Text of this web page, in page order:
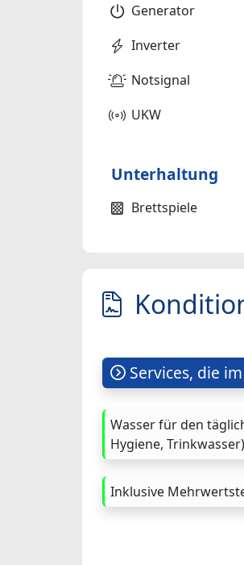
Generator
Inverter
Notsignal
UKW
Unterhaltung
Brettspiele
Services, die
Wasser für den
Hygiene, Trinkwasser)
Inklusive